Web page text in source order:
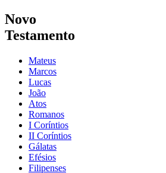
Novo
Testamento
Mateus
Marcos
Lucas
João
Atos
Romanos
I Coríntios
II Coríntios
Gálatas
Efésios
Filipenses